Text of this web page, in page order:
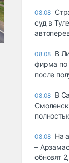
08.08
суд в
08.08 В
фирма по
после
08.08 В
08.08 На
–
обновят